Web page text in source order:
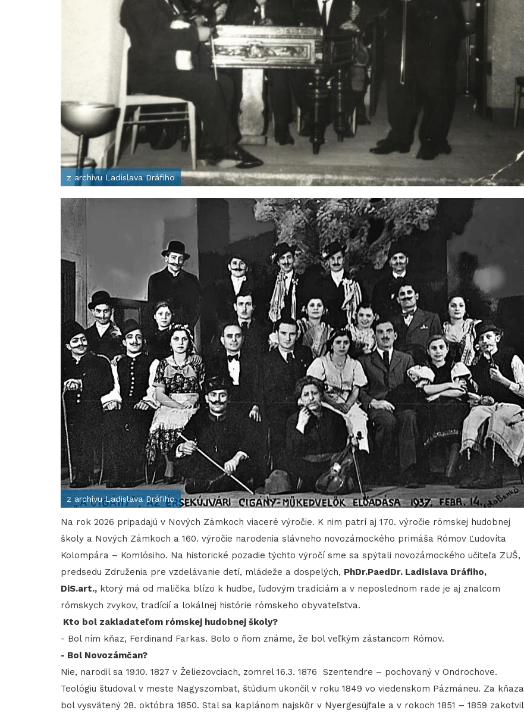
z archívu Ladislava Dráfiho
z archívu Ladislava Dráfiho
Na rok 2026 pripadajú v Nových Zámkoch viaceré výročie. K nim patrí aj 170. výročie rómskej hudobnej
školy a Nových Zámkoch a 160. výročie narodenia slávneho novozámockého primáša Rómov Ľudovíta
Kolompára – Komlósiho. Na historické pozadie týchto výročí sme sa spýtali novozámockého učiteľa ZUŠ,
predsedu Združenia pre vzdelávanie detí, mládeže a dospelých, PhDr.PaedDr. Ladislava Dráfiho,
DiS.art., ktorý má od malička blízo k hudbe, ľudovým tradíciám a v neposlednom rade je aj znalcom
rómskych zvykov, tradícií a lokálnej histórie rómskeho obyvateľstva.
Kto bol zakladateľom rómskej hudobnej školy?
- Bol ním kňaz, Ferdinand Farkas. Bolo o ňom známe, že bol veľkým zástancom Rómov.
- Bol Novozámčan?
Nie, narodil sa 19.10. 1827 v Želiezovciach, zomrel 16.3. 1876 Szentendre – pochovaný v Ondrochove.
Teológiu študoval v meste Nagyszombat, štúdium ukončil v roku 1849 vo viedenskom Pázmáneu. Za kňaza
bol vysvätený 28. októbra 1850. Stal sa kaplánom najskôr v Nyergesújfale a v rokoch 1851 – 1859 zakotvil